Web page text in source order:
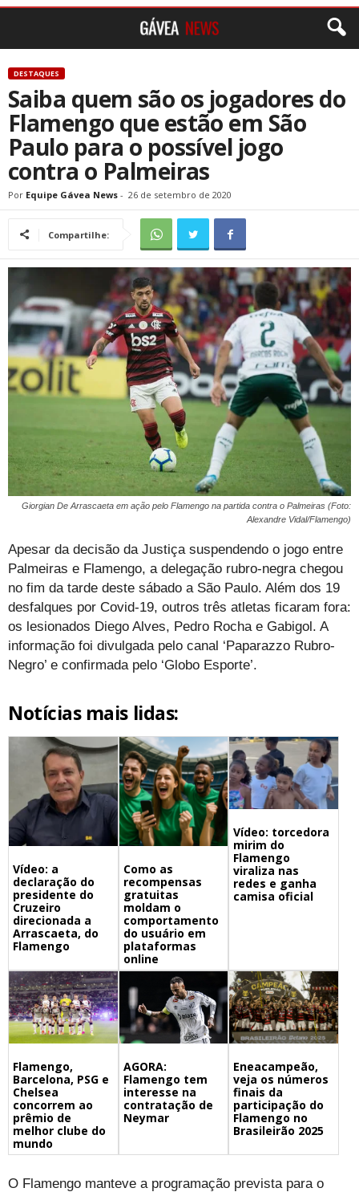
DESTAQUES
Saiba quem são os jogadores do
Flamengo que estão em São
Paulo para o possível jogo
contra o Palmeiras
Por Equipe Gávea News - 26 de setembro de 2020
Compartilhe:
Giorgian De Arrascaeta em ação pelo Flamengo na partida contra o Palmeiras (Foto:
Alexandre Vidal/Flamengo)
Apesar da decisão da Justiça suspendendo o jogo entre
Palmeiras e Flamengo, a delegação rubro-negra chegou
no fim da tarde deste sábado a São Paulo. Além dos 19
desfalques por Covid-19, outros três atletas ficaram fora:
os lesionados Diego Alves, Pedro Rocha e Gabigol. A
informação foi divulgada pelo canal ‘Paparazzo Rubro-
Negro’ e confirmada pelo ‘Globo Esporte’.
Notícias mais lidas:
Vídeo: a
declaração do
presidente do
Cruzeiro
direcionada a
Arrascaeta, do
Flamengo
Como as
recompensas
gratuitas
moldam o
comportamento
do usuário em
plataformas
online
Vídeo: torcedora
mirim do
Flamengo
viraliza nas
redes e ganha
camisa oficial
Flamengo,
Barcelona, PSG e
Chelsea
concorrem ao
prêmio de
melhor clube do
mundo
AGORA:
Flamengo tem
interesse na
contratação de
Neymar
Eneacampeão,
veja os números
finais da
participação do
Flamengo no
Brasileirão 2025
O Flamengo manteve a programação prevista para o